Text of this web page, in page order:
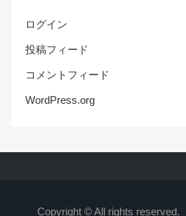
ログイン
投稿フィード
コメントフィード
WordPress.org
Copyright © All rights reserved.